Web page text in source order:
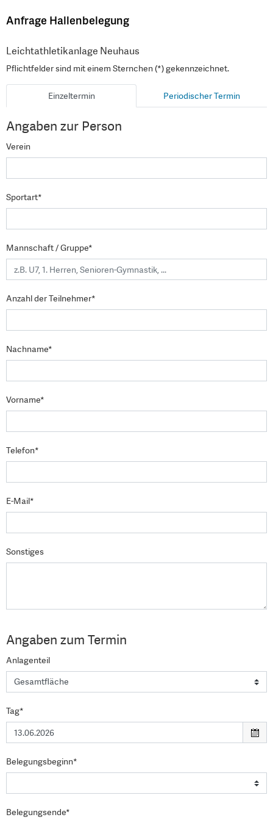
Anfrage Hallenbelegung
Leichtathletikanlage Neuhaus
Pflichtfelder sind mit einem Sternchen (*) gekennzeichnet.
Einzeltermin Periodischer Termin
Angaben zur Person
Verein
Sportart*
Mannschaft / Gruppe*
Anzahl der Teilnehmer*
Nachname*
Vorname*
Telefon*
E-Mail*
Sonstiges
Angaben zum Termin
Anlagenteil
Tag*
Belegungsbeginn*
Belegungsende*